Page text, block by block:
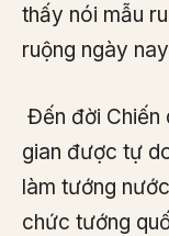
thấy nói mẫu
ruộng ngày
Đến đời Chiến
gian được tự
làm tướng
chức tướng